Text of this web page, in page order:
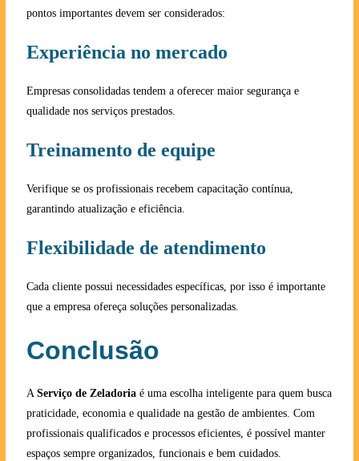
pontos importantes devem ser considerados:
Experiência no mercado
Empresas consolidadas tendem a oferecer maior segurança e
qualidade nos serviços prestados.
Treinamento de equipe
Verifique se os profissionais recebem capacitação contínua,
garantindo atualização e eficiência.
Flexibilidade de atendimento
Cada cliente possui necessidades específicas, por isso é importante
que a empresa ofereça soluções personalizadas.
Conclusão
A Serviço de Zeladoriaé uma escolha inteligente para quem busca
praticidade, economia e qualidade na gestão de ambientes. Com
profissionais qualificados e processos eficientes, é possível manter
espaços sempre organizados, funcionais e bem cuidados.